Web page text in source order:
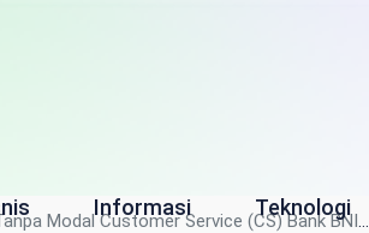
Informasi Teknologi
Modal Customer Service (CS) Bank BNI